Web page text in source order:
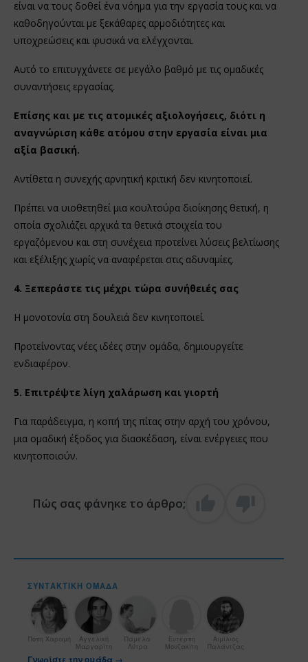
είναι να τους δοθεί ένα νόημα για την εργασία τους και να
καθοδηγούνται με ξεκάθαρες αρμοδιότητες και
υποχρεώσεις και φυσικά να ελέγχονται.
Αυτό το επιτυγχάνετε σε μεγάλο βαθμό με τις ομαδικές
συναντήσεις εργασίας.
Επίσης και με τις ατομικές αξιολογήσεις, διότι η
αναγνώριση κάθε ατόμου στην εργασία είναι μια
αξία βασική.
Αντίθετα η συνεχής αρνητική κριτική δεν κινητοποιεί.
Πρέπει να υιοθετηθεί μια κουλτούρα διοίκησης θετική, η
οποία σχολιάζει αρχικά τα θετικά στοιχεία του
εργαζόμενου και στη συνέχεια προτείνει λύσεις βελτίωσης
και εξέλιξης χωρίς να αναφέρεται στις αδυναμίες.
4. Ξεπεράστε τις μέχρι τώρα συνήθειές σας
Η μονοτονία στη δουλειά δεν κινητοποιεί.
Προτείνοντας νέες ιδέες στην ομάδα, δημιουργείτε
ενδιαφέρον.
5. Επιτρέψτε λίγη χαλάρωση και γιορτή
Για παράδειγμα, η κοπή της πίτας στην αρχή του χρόνου,
μια ομαδική έξοδος για διασκέδαση, είναι ενέργειες που
κινητοποιούν.
Πώς σας φάνηκε το άρθρο;
ΣΥΝΤΑΚΤΙΚΉ ΟΜΆΔΑ
Πόπη Χαραμή
Αγγελική
Μαργαρίτη
Πάμελα
Λύτρα
Ευτέρπη
Μουζακίτη
Αιμίλιος
Παλάντζας
Γνωρίστε την ομάδα →